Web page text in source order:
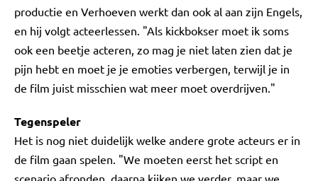
productie en Verhoeven werkt dan ook al aan zijn Engels,
en hij volgt acteerlessen. "Als kickbokser moet ik soms
ook een beetje acteren, zo mag je niet laten zien dat je
pijn hebt en moet je je emoties verbergen, terwijl je in
de film juist misschien wat meer moet overdrijven."
Tegenspeler
Het is nog niet duidelijk welke andere grote acteurs er in
de film gaan spelen. "We moeten eerst het script en
scenario afronden, daarna kijken we verder, maar we